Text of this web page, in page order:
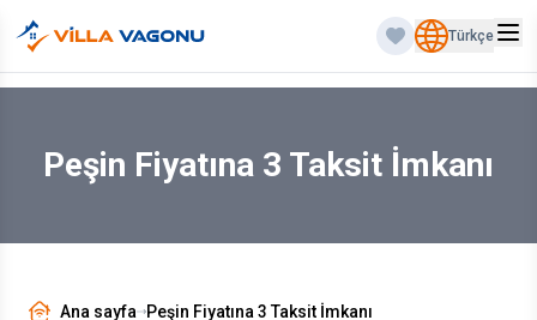
Türkçe
Peşin Fiyatına 3 Taksit İmkanı
Ana sayfa Peşin Fiyatına 3 Taksit İmkanı